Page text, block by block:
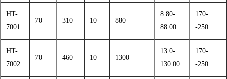
HT-
7001
70 310 10 880
8.80-
88.00
170-
-250
HT-
7002
70 460 10 1300
13.0-
130.00
170-
-250